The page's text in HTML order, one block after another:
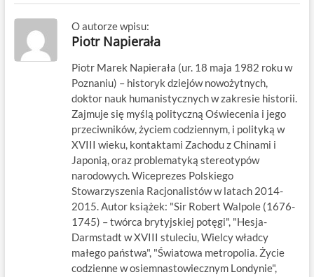
O autorze wpisu:
Piotr Napierała
Piotr Marek Napierała (ur. 18 maja 1982 roku w
Poznaniu) – historyk dziejów nowożytnych,
doktor nauk humanistycznych w zakresie historii.
Zajmuje się myślą polityczną Oświecenia i jego
przeciwników, życiem codziennym, i polityką w
XVIII wieku, kontaktami Zachodu z Chinami i
Japonią, oraz problematyką stereotypów
narodowych. Wiceprezes Polskiego
Stowarzyszenia Racjonalistów w latach 2014-
2015. Autor książek: "Sir Robert Walpole (1676-
1745) – twórca brytyjskiej potęgi", "Hesja-
Darmstadt w XVIII stuleciu, Wielcy władcy
małego państwa", "Światowa metropolia. Życie
codzienne w osiemnastowiecznym Londynie",